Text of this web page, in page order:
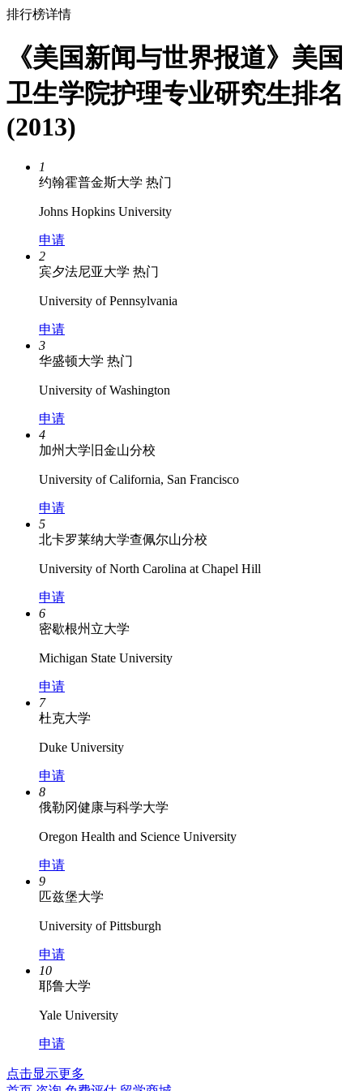
排行榜详情
《美国新闻与世界报道》美国
卫生学院护理专业研究生排名
(2013)
1
约翰霍普金斯大学 热门
Johns Hopkins University
申请
2
宾夕法尼亚大学 热门
University of Pennsylvania
申请
3
华盛顿大学 热门
University of Washington
申请
4
加州大学旧金山分校
University of California, San Francisco
申请
5
北卡罗莱纳大学查佩尔山分校
University of North Carolina at Chapel Hill
申请
6
密歇根州立大学
Michigan State University
申请
7
杜克大学
Duke University
申请
8
俄勒冈健康与科学大学
Oregon Health and Science University
申请
9
匹兹堡大学
University of Pittsburgh
申请
10
耶鲁大学
Yale University
申请
点击显示更多